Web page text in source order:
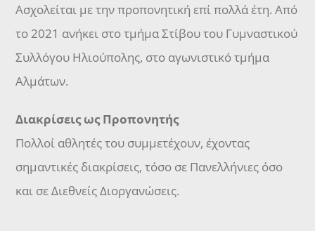
Ασχολείται με την προπονητική επί πολλά έτη. Από
το 2021 ανήκει στο τμήμα Στίβου του Γυμναστικού
Συλλόγου Ηλιούπολης, στο αγωνιστικό τμήμα
Αλμάτων.
Διακρίσεις ως Προπονητής
Πολλοί αθλητές του συμμετέχουν, έχοντας
σημαντικές διακρίσεις, τόσο σε Πανελλήνιες όσο
και σε Διεθνείς Διοργανώσεις.